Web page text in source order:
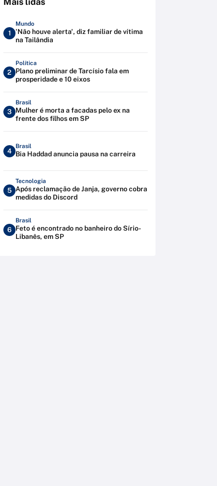
1
Mundo
'Não houve alerta', diz familiar de vítima
na Tailândia
2
Política
Plano preliminar de Tarcísio fala em
prosperidade e 10 eixos
3
Brasil
Mulher é morta a facadas pelo ex na
frente dos filhos em SP
4
Brasil
Bia Haddad anuncia pausa na carreira
5
Tecnologia
Após reclamação de Janja, governo cobra
medidas do Discord
6
Brasil
Feto é encontrado no banheiro do Sírio-
Libanês, em SP